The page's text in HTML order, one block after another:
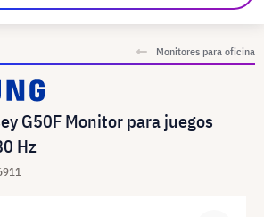
Monitores para oficina
G50F Monitor para juegos
Hz